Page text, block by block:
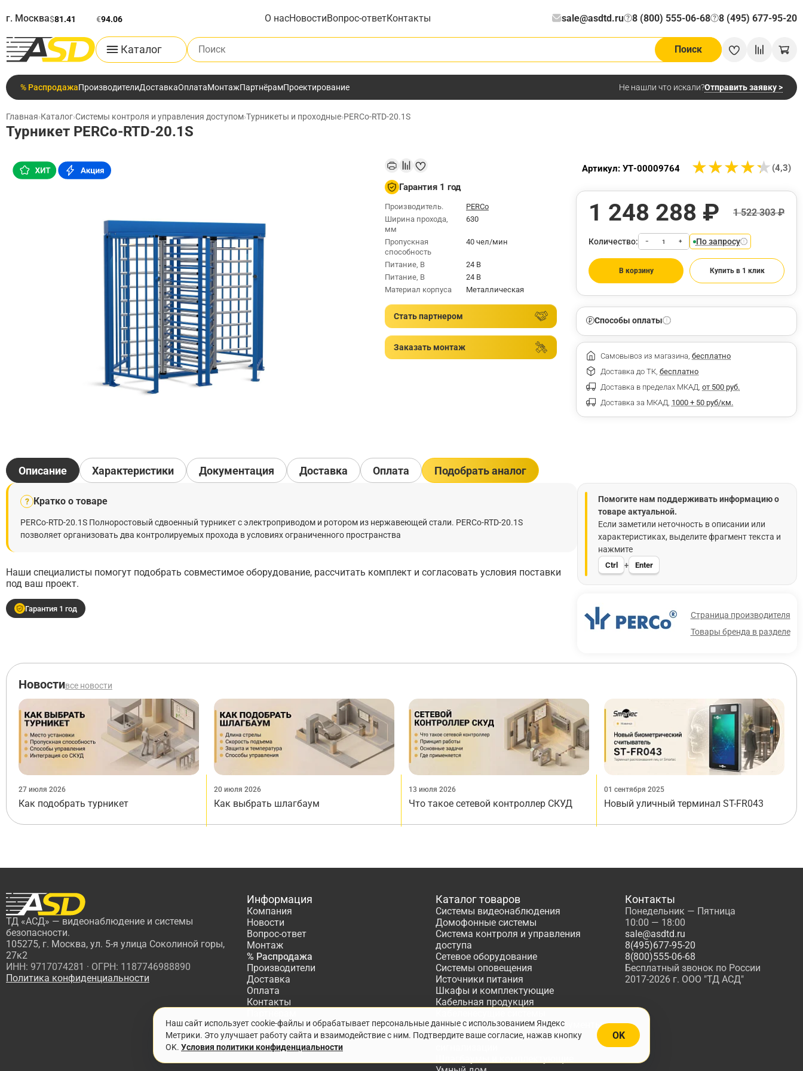
г. Москва$81.41 €94.06 О насНовостиВопрос-ответКонтакты sale@asdtd.ru 8 (800) 555-06-68
? 8 (495) 677-95-20
?
Каталог
Поиск по каталогу
Поиск
% РаспродажаПроизводителиДоставкаОплатаМонтажПартнёрамПроектирование Не нашли что искали?Отправить заявку >
Главная›Каталог›Системы контроля и управления доступом›Турникеты и проходные›PERCo-RTD-20.1S
Турникет PERCo-RTD-20.1S
Гарантия 1 год
Производитель.
PERCo
Ширина прохода,
мм
630
Пропускная
способность
40 чел/мин
Питание, В
24 В
Питание, В
24 В
Материал корпуса
Металлическая
Стать партнером
Заказать монтаж
★★★★★
★★★★★ (4,3)
Артикул: УТ-00009764
1 248 288 ₽ 1 522 303 ₽
Количество: − + По запросу
В корзину Купить в 1 клик
Способы оплаты
Самовывоз из магазина, бесплатно
Доставка до ТК, бесплатно
Доставка в пределах МКАД, от 500 руб.
Доставка за МКАД, 1000 + 50 руб/км.
Описание
? Кратко о товаре
PERCo-RTD-20.1S Полноростовый сдвоенный турникет с электроприводом и ротором из нержавеющей стали. PERCo-RTD-20.1S
позволяет организовать два контролируемых прохода в условиях ограниченного пространства
Наши специалисты помогут подобрать совместимое оборудование, рассчитать комплект и согласовать условия поставки
под ваш проект.
Гарантия 1 год
Помогите нам поддерживать информацию о
товаре актуальной.
Если заметили неточность в описании или
характеристиках, выделите фрагмент текста и
нажмите
Ctrl + Enter
Страница производителя
Товары бренда в разделе
Характеристики Документация Доставка Оплата Подобрать аналог
Новостивсе новости
27 июля 2026
Как подобрать турникет
20 июля 2026
Как выбрать шлагбаум
13 июля 2026
Что такое сетевой контроллер СКУД
01 сентября 2025
Новый уличный терминал ST-FR043
ТД «АСД» — видеонаблюдение и системы
безопасности.
105275, г. Москва, ул. 5-я улица Соколиной горы,
27к2
ИНН: 9717074281 · ОГРН: 1187746988890
Политика конфиденциальности
Информация
Компания
Новости
Вопрос-ответ
Монтаж
% Распродажа
Производители
Доставка
Оплата
Контакты
Проектирование
Каталог товаров
Системы видеонаблюдения
Домофонные системы
Система контроля и управления
доступа
Сетевое оборудование
Системы оповещения
Источники питания
Шкафы и комплектующие
Кабельная продукция
Расходные материалы, Инструменты
Системы охранно-пожарной
Контакты
Понедельник — Пятница
10:00 — 18:00
sale@asdtd.ru
8(495)677-95-20
8(800)555-06-68
Бесплатный звонок по России
2017-2026 г. ООО "ТД АСД"
Наш сайт использует cookie-файлы и обрабатывает персональные данные с использованием Яндекс
Метрики. Это улучшает работу сайта и взаимодействие с ним. Подтвердите ваше согласие, нажав кнопку
OK. Условия политики конфиденциальности
OK